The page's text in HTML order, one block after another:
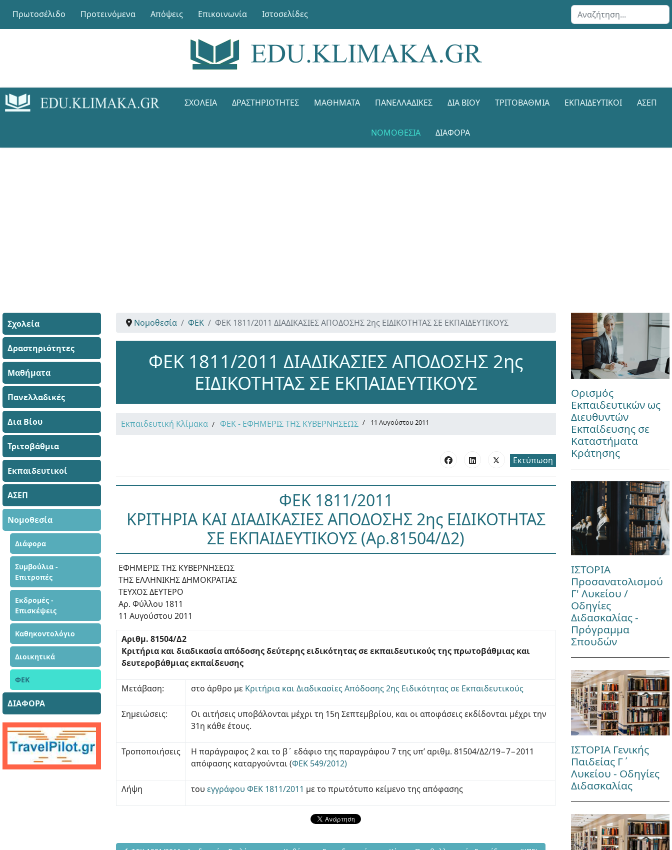
Πρωτοσέλιδο Προτεινόμενα Απόψεις Επικοινωνία Ιστοσελίδες Αναζήτηση...
ΣΧΟΛΕΊΑ ΔΡΑΣΤΗΡΙΌΤΗΤΕΣ ΜΑΘΉΜΑΤΑ ΠΑΝΕΛΛΑΔΙΚΈΣ ΔΙΑ ΒΊΟΥ ΤΡΙΤΟΒΆΘΜΙΑ ΕΚΠΑΙΔΕΥΤΙΚΟΊ ΑΣΕΠ
ΝΟΜΟΘΕΣΊΑ ΔΙΑΦΟΡΑ
Σχολεία
Δραστηριότητες
Μαθήματα
Πανελλαδικές
Δια Βίου
Τριτοβάθμια
Εκπαιδευτικοί
ΑΣΕΠ
Νομοθεσία
Διάφορα
Συμβούλια -
Επιτροπές
Εκδρομές -
Επισκέψεις
Καθηκοντολόγιο
Διοικητικά
ΦΕΚ
ΔΙΑΦΟΡΑ
Νομοθεσία ΦΕΚ ΦΕΚ 1811/2011 ΔΙΑΔΙΚΑΣΙΕΣ ΑΠΟΔΟΣΗΣ 2ης ΕΙΔΙΚΟΤΗΤΑΣ ΣΕ ΕΚΠΑΙΔΕΥΤΙΚΟΥΣ
ΦΕΚ 1811/2011 ΔΙΑΔΙΚΑΣΙΕΣ ΑΠΟΔΟΣΗΣ 2ης
ΕΙΔΙΚΟΤΗΤΑΣ ΣΕ ΕΚΠΑΙΔΕΥΤΙΚΟΥΣ
Εκπαιδευτική Κλίμακα ΦΕΚ - ΕΦΗΜΕΡΙΣ ΤΗΣ ΚΥΒΕΡΝΗΣΕΩΣ 11 Αυγούστου 2011
Εκτύπωση
ΦΕΚ 1811/2011
ΚΡΙΤΗΡΙΑ ΚΑΙ ΔΙΑΔΙΚΑΣΙΕΣ ΑΠΟΔΟΣΗΣ 2ης ΕΙΔΙΚΟΤΗΤΑΣ
ΣΕ ΕΚΠΑΙΔΕΥΤΙΚΟΥΣ (Αρ.81504/Δ2)
ΕΦΗΜΕΡΙΣ ΤΗΣ ΚΥΒΕΡΝΗΣΕΩΣ
ΤΗΣ ΕΛΛΗΝΙΚΗΣ ΔΗΜΟΚΡΑΤΙΑΣ
ΤΕΥΧΟΣ ΔΕΥΤΕΡΟ
Αρ. Φύλλου 1811
11 Αυγούστου 2011
Αριθμ. 81504/Δ2
Κριτήρια και διαδικασία απόδοσης δεύτερης ειδικότητας σε εκπαιδευτικούς της πρωτοβάθμιας και
δευτεροβάθμιας εκπαίδευσης
Μετάβαση: στο άρθρο με Κριτήρια και Διαδικασίες Απόδοσης 2ης Ειδικότητας σε Εκπαιδευτικούς
Σημειώσεις:
Οι αιτήσεις υποβάλονται μέχρι τη 15η Σεπτεμβρίου, και οι αποφάσεις εκδίδονται μέχρι την
31η κάθε έτους.
Τροποποιήσεις
Η παράγραφος 2 και το β΄ εδάφιο της παραγράφου 7 της υπ’ αριθμ. 81504/Δ2/19−7−2011
απόφασης καταργούνται (ΦΕΚ 549/2012)
Λήψη τουεγγράφου ΦΕΚ 1811/2011 με το πρωτότυπο κείμενο της απόφασης
Ορισμός
Εκπαιδευτικών ως
Διευθυντών
Εκπαίδευσης σε
Καταστήματα
Κράτησης
ΙΣΤΟΡΙΑ
Προσανατολισμού
Γ' Λυκείου /
Οδηγίες
Διδασκαλίας -
Πρόγραμμα
Σπουδών
ΙΣΤΟΡΙΑ Γενικής
Παιδείας Γ΄
Λυκείου - Οδηγίες
Διδασκαλίας